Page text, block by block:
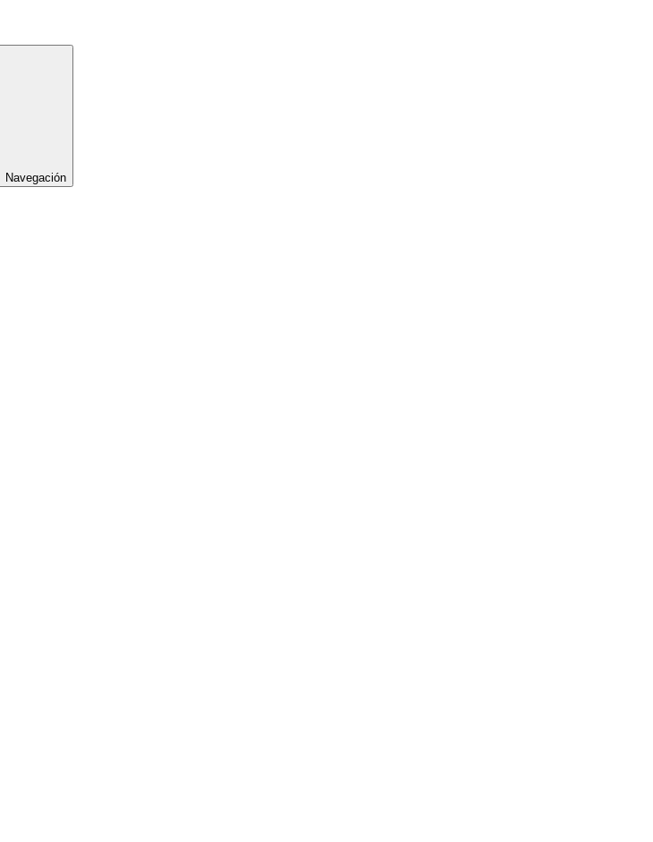
Navegación